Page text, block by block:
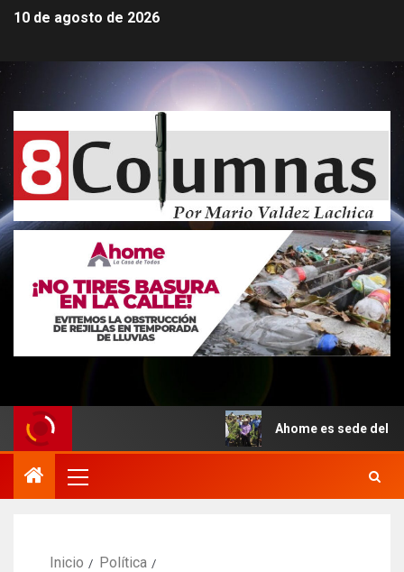
10 de agosto de 2026
Ahome es sede del inicio
Inicio
Política